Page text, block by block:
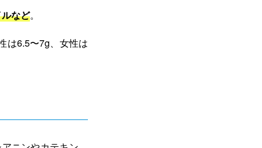
など。
は6.5〜7g、女性は